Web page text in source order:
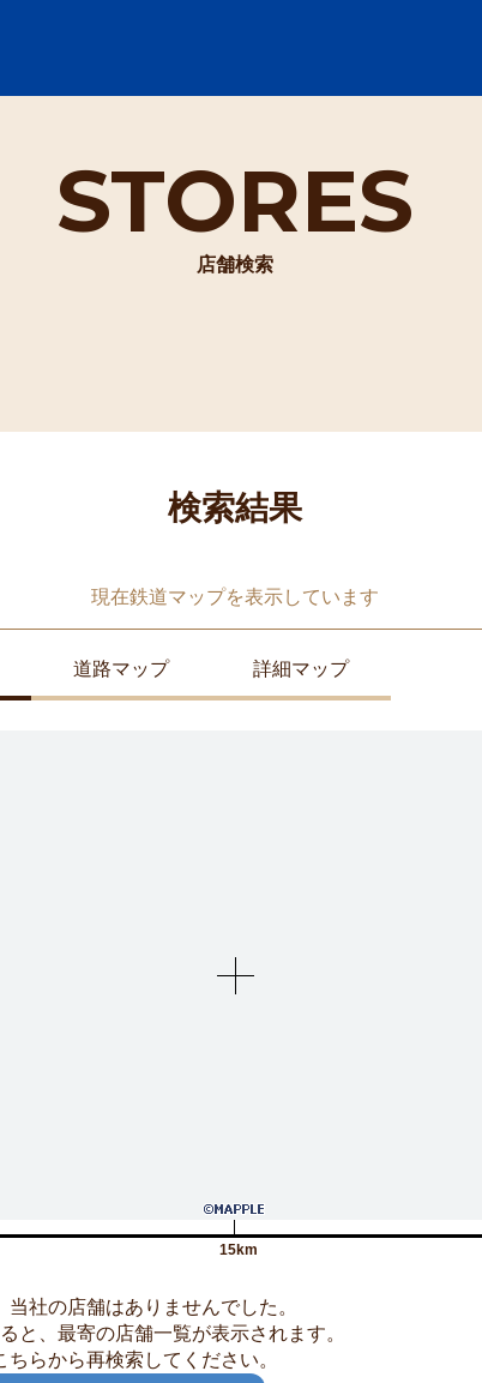
STORES
店舗検索
検索結果
現在鉄道マップを表示しています
道路マップ 詳細マップ
15km
社の店舗はありませんでした。
と、最寄の店舗一覧が表示されます。
ちらから再検索してください。